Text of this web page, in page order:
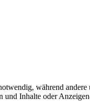
während
Inhalte oder